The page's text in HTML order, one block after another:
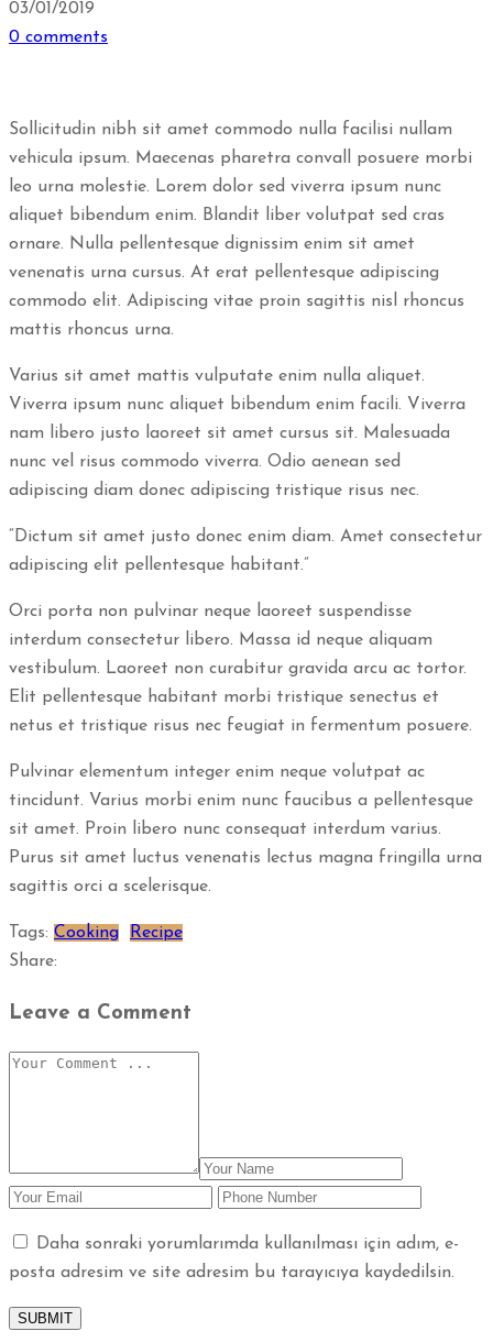
03/01/2019
0 comments
Sollicitudin nibh sit amet commodo nulla facilisi nullam
vehicula ipsum. Maecenas pharetra convall posuere morbi
leo urna molestie. Lorem dolor sed viverra ipsum nunc
aliquet bibendum enim. Blandit liber volutpat sed cras
ornare. Nulla pellentesque dignissim enim sit amet
venenatis urna cursus. At erat pellentesque adipiscing
commodo elit. Adipiscing vitae proin sagittis nisl rhoncus
mattis rhoncus urna.
Varius sit amet mattis vulputate enim nulla aliquet.
Viverra ipsum nunc aliquet bibendum enim facili. Viverra
nam libero justo laoreet sit amet cursus sit. Malesuada
nunc vel risus commodo viverra. Odio aenean sed
adipiscing diam donec adipiscing tristique risus nec.
“Dictum sit amet justo donec enim diam. Amet consectetur
adipiscing elit pellentesque habitant.”
Orci porta non pulvinar neque laoreet suspendisse
interdum consectetur libero. Massa id neque aliquam
vestibulum. Laoreet non curabitur gravida arcu ac tortor.
Elit pellentesque habitant morbi tristique senectus et
netus et tristique risus nec feugiat in fermentum posuere.
Pulvinar elementum integer enim neque volutpat ac
tincidunt. Varius morbi enim nunc faucibus a pellentesque
sit amet. Proin libero nunc consequat interdum varius.
Purus sit amet luctus venenatis lectus magna fringilla urna
sagittis orci a scelerisque.
Tags: Cooking
Recipe
Share:
Leave a Comment
Daha sonraki yorumlarımda kullanılması için adım, e-
posta adresim ve site adresim bu tarayıcıya kaydedilsin.